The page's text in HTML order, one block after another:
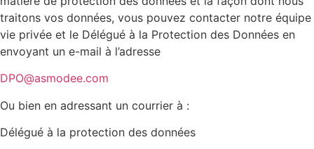
traitons vos données, vous pouvez contacter notre équipe
vie privée et le Délégué à la Protection des Données en
envoyant un e-mail à l’adresse
DPO@asmodee.com
Ou bien en adressant un courrier à :
Délégué à la protection des données